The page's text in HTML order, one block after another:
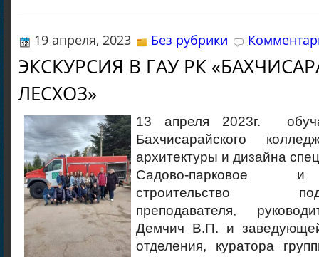
19 апреля, 2023 Без рубрики
ЭКСКУРСИЯ В ГАУ РК
ЛЕСХОЗ»
13 апреля 2023г.
Бахчисарайского
архитектуры и дизайна
Садово-парковое
строительство под
преподавателя,
Демчич В.П. и заведующей
отделения, куратора